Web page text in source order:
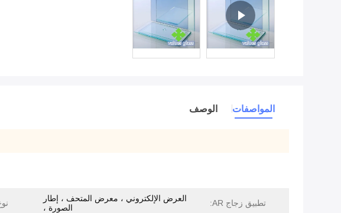
المواصفات الوصف
تطبيق زجاج AR:
العرض الإلكتروني ، معرض المتحف ، إطار
الصورة ،